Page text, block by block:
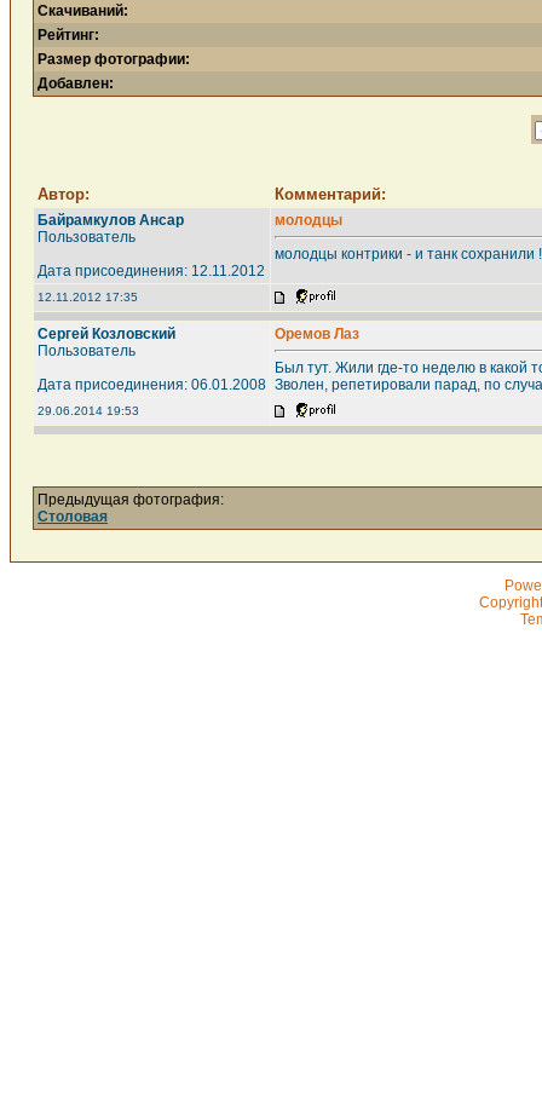
Скачиваний:
Рейтинг:
Размер фотографии:
Добавлен:
Автор: Комментарий:
Байрамкулов Ансар
Пользователь
Дата присоединения: 12.11.2012
молодцы
молодцы контрики - и танк сохранили
12.11.2012 17:35
Сергей Козловский
Пользователь
Дата присоединения: 06.01.2008
Оремов Лаз
Был тут. Жили где-то неделю в какой
Зволен, репетировали парад, по
29.06.2014 19:53
Предыдущая фотография:
Столовая